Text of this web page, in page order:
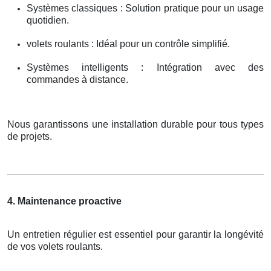
Systèmes classiques : Solution pratique pour un usage
quotidien.
volets roulants : Idéal pour un contrôle simplifié.
Systèmes intelligents : Intégration avec des
commandes à distance.
Nous garantissons une installation durable pour tous types
de projets.
4. Maintenance proactive
Un entretien régulier est essentiel pour garantir la longévité
de vos volets roulants.